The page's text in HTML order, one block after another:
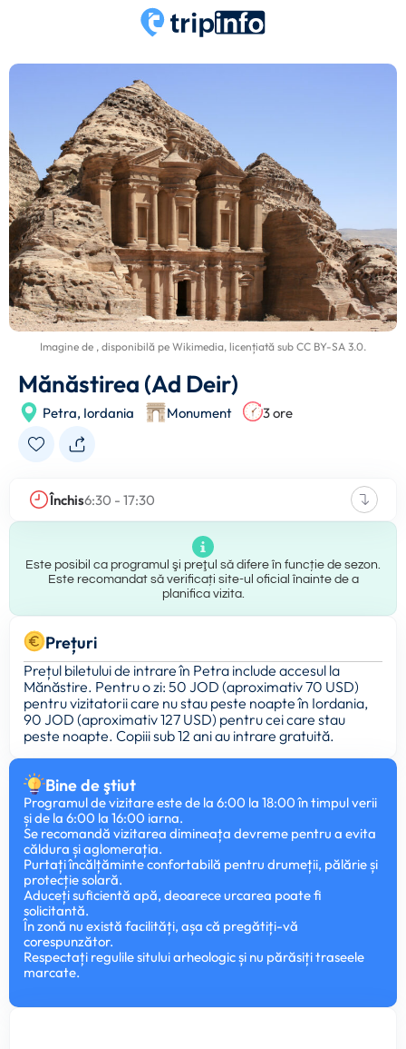
Imagine de , disponibilă pe Wikimedia, licențiată sub CC BY-SA 3.0.
Mănăstirea (Ad Deir)
Petra, Iordania Monument 3 ore
Închis6:30 - 17:30
Este posibil ca programul şi preţul să difere în funcție de sezon.
Este recomandat să verificați site-ul oficial înainte de a
planifica vizita.
Prețuri
Prețul biletului de intrare în Petra include accesul la
Mănăstire. Pentru o zi: 50 JOD (aproximativ 70 USD)
pentru vizitatorii care nu stau peste noapte în Iordania,
90 JOD (aproximativ 127 USD) pentru cei care stau
peste noapte. Copiii sub 12 ani au intrare gratuită.
Bine de ştiut
Programul de vizitare este de la 6:00 la 18:00 în timpul verii
și de la 6:00 la 16:00 iarna.
Se recomandă vizitarea dimineața devreme pentru a evita
căldura și aglomerația.
Purtați încălțăminte confortabilă pentru drumeții, pălărie și
protecție solară.
Aduceți suficientă apă, deoarece urcarea poate fi
solicitantă.
În zonă nu există facilități, așa că pregătiți-vă
corespunzător.
Respectați regulile sitului arheologic și nu părăsiți traseele
marcate.